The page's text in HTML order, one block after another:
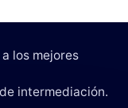
los mejores
intermediación.